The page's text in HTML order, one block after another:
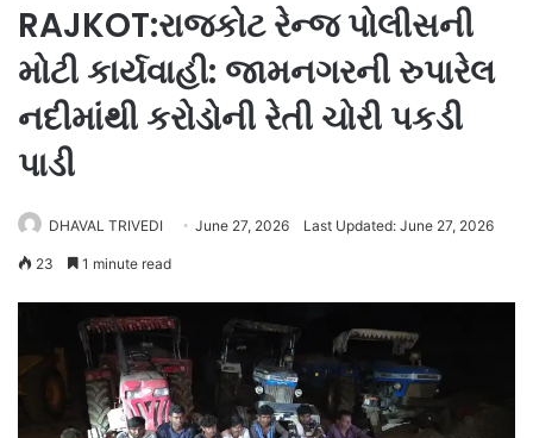
RAJKOT:રાજકોટ રેન્જ પોલીસની
મોટી કાર્યવાહી: જામનગરની રુપારેલ
નદીમાંથી કરોડોની રેતી ચોરી પકડી
પાડી
DHAVAL TRIVEDI June 27, 2026 Last Updated: June 27, 2026
23 1 minute read